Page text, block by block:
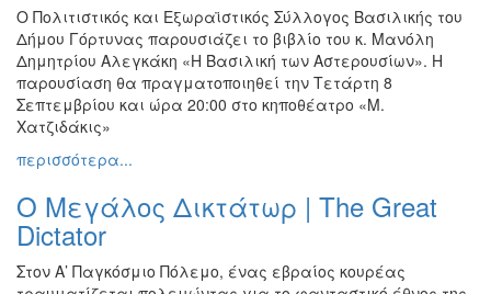
Ο Πολιτιστικός και Εξωραϊστικός Σύλλογος Βασιλικής του
Δήμου Γόρτυνας παρουσιάζει το βιβλίο του κ. Μανόλη
Δημητρίου Αλεγκάκη «Η Βασιλική των Αστερουσίων». Η
παρουσίαση θα πραγματοποιηθεί την Τετάρτη 8
Σεπτεμβρίου και ώρα 20:00 στο κηποθέατρο «Μ.
Χατζιδάκις»
περισσότερα...
Ο Μεγάλος Δικτάτωρ | The Great
Dictator
Στον Α’ Παγκόσμιο Πόλεμο, ένας εβραίος κουρέας